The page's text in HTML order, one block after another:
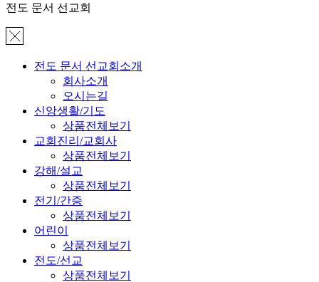
전도 문서 선교회
전도 문서 선교회소개
회사소개
오시는길
신앙생활/기도
상품전체보기
교회진리/교회사
상품전체보기
강해/설교
상품전체보기
전기/간증
상품전체보기
어린이
상품전체보기
전도/선교
상품전체보기